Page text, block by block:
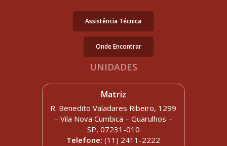
Assistência Técnica
Onde Encontrar
UNIDADES
Matriz
R. Benedito Valadares Ribeiro, 1299
– Vila Nova Cumbica – Guarulhos –
SP, 07231-010
Telefone:(11) 2411-2222